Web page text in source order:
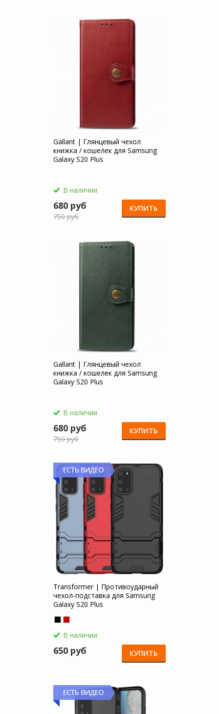
Gallant | Глянцевый чехол
книжка / кошелек для Samsung
Galaxy S20 Plus
В наличии
680 руб
750 руб
КУПИТЬ
Gallant | Глянцевый чехол
книжка / кошелек для Samsung
Galaxy S20 Plus
В наличии
680 руб
750 руб
КУПИТЬ
Transformer | Противоударный
чехол-подставка для Samsung
Galaxy S20 Plus
В наличии
650 руб КУПИТЬ